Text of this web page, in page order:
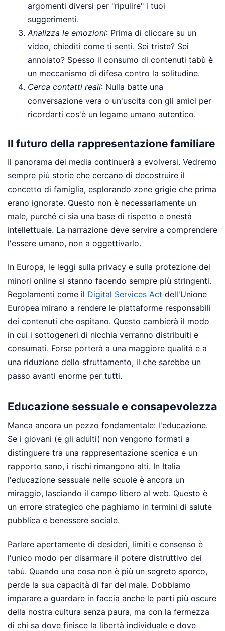
argomenti diversi per "ripulire" i tuoi
suggerimenti.
Analizza le emozioni: Prima di cliccare su un
video, chiediti come ti senti. Sei triste? Sei
annoiato? Spesso il consumo di contenuti tabù è
un meccanismo di difesa contro la solitudine.
Cerca contatti reali: Nulla batte una
conversazione vera o un'uscita con gli amici per
ricordarti cos'è un legame umano autentico.
Il futuro della rappresentazione familiare
Il panorama dei media continuerà a evolversi. Vedremo
sempre più storie che cercano di decostruire il
concetto di famiglia, esplorando zone grigie che prima
erano ignorate. Questo non è necessariamente un
male, purché ci sia una base di rispetto e onestà
intellettuale. La narrazione deve servire a comprendere
l'essere umano, non a oggettivarlo.
In Europa, le leggi sulla privacy e sulla protezione dei
minori online si stanno facendo sempre più stringenti.
Regolamenti come il Digital Services Act dell'Unione
Europea mirano a rendere le piattaforme responsabili
dei contenuti che ospitano. Questo cambierà il modo
in cui i sottogeneri di nicchia verranno distribuiti e
consumati. Forse porterà a una maggiore qualità e a
una riduzione dello sfruttamento, il che sarebbe un
passo avanti enorme per tutti.
Educazione sessuale e consapevolezza
Manca ancora un pezzo fondamentale: l'educazione.
Se i giovani (e gli adulti) non vengono formati a
distinguere tra una rappresentazione scenica e un
rapporto sano, i rischi rimangono alti. In Italia
l'educazione sessuale nelle scuole è ancora un
miraggio, lasciando il campo libero al web. Questo è
un errore strategico che paghiamo in termini di salute
pubblica e benessere sociale.
Parlare apertamente di desideri, limiti e consenso è
l'unico modo per disarmare il potere distruttivo dei
tabù. Quando una cosa non è più un segreto sporco,
perde la sua capacità di far del male. Dobbiamo
imparare a guardare in faccia anche le parti più oscure
della nostra cultura senza paura, ma con la fermezza
di chi sa dove finisce la libertà individuale e dove